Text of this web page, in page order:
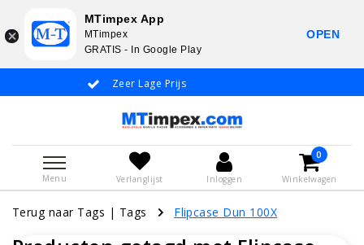
Zeer Lage Prijs
Menu Verlanglijst Inloggen
0
Winkelwagen
Terug naar Tags | Tags Flipcase Dun 100X
MTimpex App
MTimpex
GRATIS - In Google Play
OPEN